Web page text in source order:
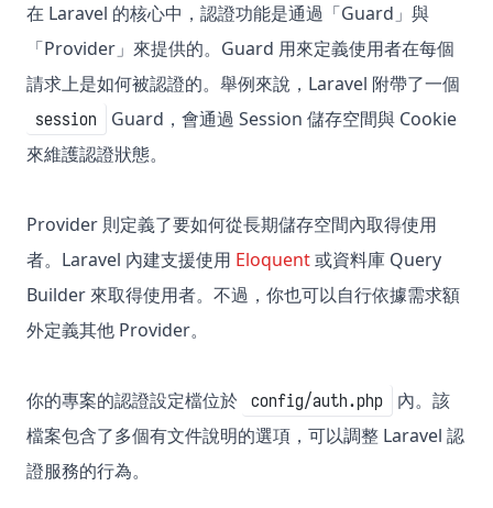
在 Laravel 的核心中，認證功能是通過「Guard」與
「Provider」來提供的。Guard 用來定義使用者在每個
請求上是如何被認證的。舉例來說，Laravel 附帶了一個
session
Guard，會通過 Session 儲存空間與 Cookie
來維護認證狀態。
Provider 則定義了要如何從長期儲存空間內取得使用
者。Laravel 內建支援使用 Eloquent或資料庫 Query
Builder 來取得使用者。不過，你也可以自行依據需求額
外定義其他 Provider。
你的專案的認證設定檔位於 config/auth.php
內。該
檔案包含了多個有文件說明的選項，可以調整 Laravel 認
證服務的行為。